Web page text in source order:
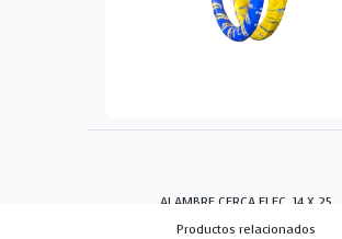
ALAMBRE CERCA ELEC. 14 X 25
Productos relacionados